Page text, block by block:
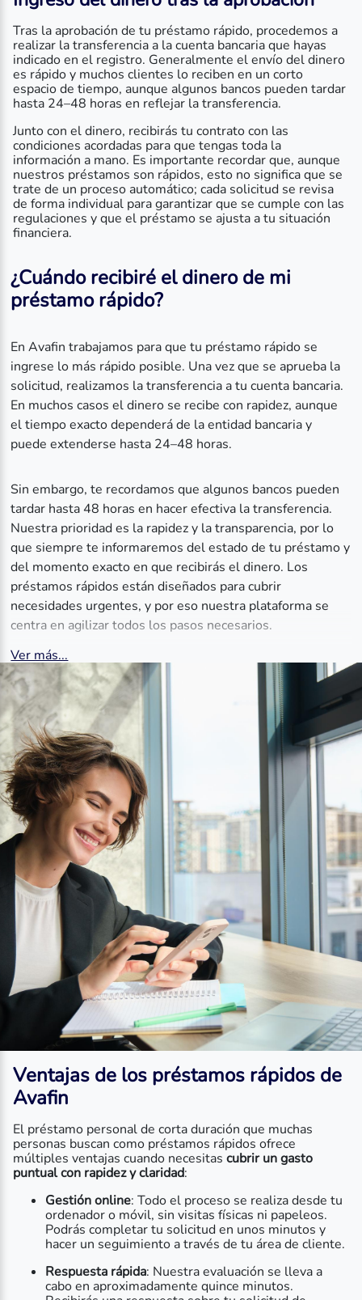
Tras la aprobación de tu préstamo rápido, procedemos a
realizar la transferencia a la cuenta bancaria que hayas
indicado en el registro. Generalmente el envío del dinero
es rápido y muchos clientes lo reciben en un corto
espacio de tiempo, aunque algunos bancos pueden tardar
hasta 24–48 horas en reflejar la transferencia.
Junto con el dinero, recibirás tu contrato con las
condiciones acordadas para que tengas toda la
información a mano. Es importante recordar que, aunque
nuestros préstamos son rápidos, esto no significa que se
trate de un proceso automático; cada solicitud se revisa
de forma individual para garantizar que se cumple con las
regulaciones y que el préstamo se ajusta a tu situación
financiera.
¿Cuándo recibiré el dinero de mi
préstamo rápido?
En Avafin trabajamos para que tu préstamo rápido se
ingrese lo más rápido posible. Una vez que se aprueba la
solicitud, realizamos la transferencia a tu cuenta bancaria.
En muchos casos el dinero se recibe con rapidez, aunque
el tiempo exacto dependerá de la entidad bancaria y
puede extenderse hasta 24–48 horas.
Sin embargo, te recordamos que algunos bancos pueden
tardar hasta 48 horas en hacer efectiva la transferencia.
Nuestra prioridad es la rapidez y la transparencia, por lo
que siempre te informaremos del estado de tu préstamo y
del momento exacto en que recibirás el dinero. Los
préstamos rápidos están diseñados para cubrir
necesidades urgentes, y por eso nuestra plataforma se
centra en agilizar todos los pasos necesarios.
Ver más...
Ventajas de los préstamos rápidos de
Avafin
El préstamo personal de corta duración que muchas
personas buscan como préstamos rápidos ofrece
múltiples ventajas cuando necesitas cubrir un gasto
puntual con rapidez y claridad:
Gestión online: Todo el proceso se realiza desde tu
ordenador o móvil, sin visitas físicas ni papeleos.
Podrás completar tu solicitud en unos minutos y
hacer un seguimiento a través de tu área de cliente.
Respuesta rápida: Nuestra evaluación se lleva a
cabo en aproximadamente quince minutos.